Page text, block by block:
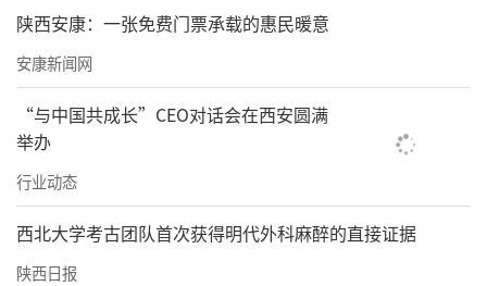
陕西安康：一张免费门票承载的惠民暖意
安康新闻网
“与中国共成长”CEO对话会在西安圆满
举办
行业动态
西北大学考古团队首次获得明代外科麻醉的直接证据
陕西日报